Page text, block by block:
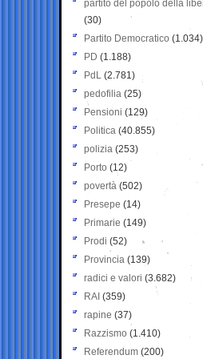
partito del popolo della
(30)
Partito Democratico (1.034)
PD (1.188)
PdL (2.781)
pedofilia (25)
Pensioni (129)
Politica (40.855)
polizia (253)
Porto (12)
povertà (502)
Presepe (14)
Primarie (149)
Prodi (52)
Provincia (139)
radici e valori (3.682)
RAI (359)
rapine (37)
Razzismo (1.410)
Referendum (200)